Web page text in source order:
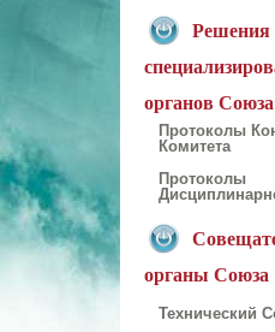
Решения
органов Союза
Протоколы
Комитета
Протоколы
органы Союза
Технический